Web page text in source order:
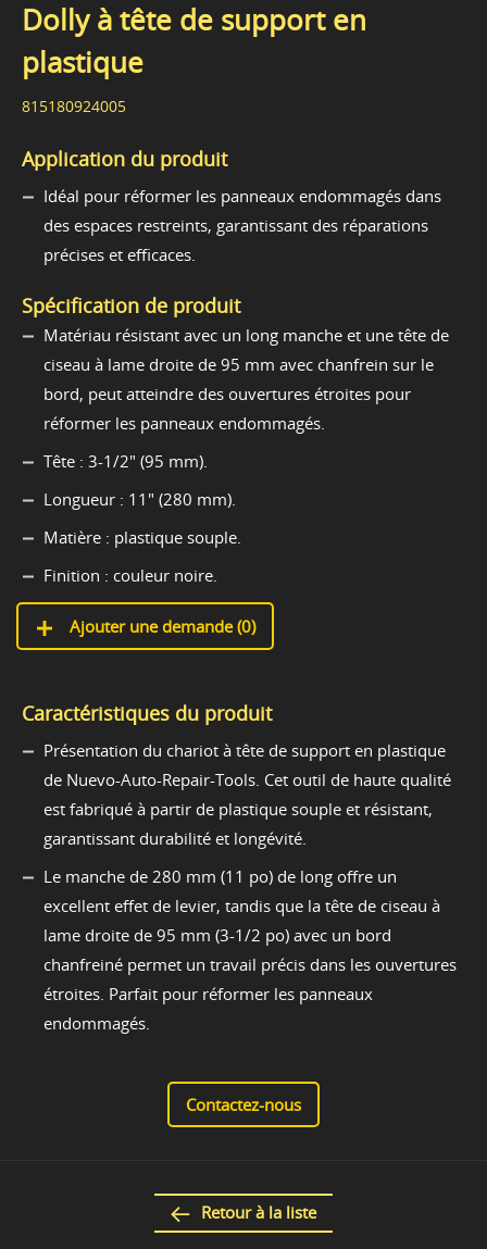
Dolly à tête de support en
plastique
815180924005
Application du produit
Idéal pour réformer les panneaux endommagés dans
des espaces restreints, garantissant des réparations
précises et efficaces.
Spécification de produit
Matériau résistant avec un long manche et une tête de
ciseau à lame droite de 95 mm avec chanfrein sur le
bord, peut atteindre des ouvertures étroites pour
réformer les panneaux endommagés.
Tête : 3-1/2" (95 mm).
Longueur : 11" (280 mm).
Matière : plastique souple.
Finition : couleur noire.
Ajouter une demande (0)
Caractéristiques du produit
Présentation du chariot à tête de support en plastique
de Nuevo-Auto-Repair-Tools. Cet outil de haute qualité
est fabriqué à partir de plastique souple et résistant,
garantissant durabilité et longévité.
Le manche de 280 mm (11 po) de long offre un
excellent effet de levier, tandis que la tête de ciseau à
lame droite de 95 mm (3-1/2 po) avec un bord
chanfreiné permet un travail précis dans les ouvertures
étroites. Parfait pour réformer les panneaux
endommagés.
Contactez-nous
Retour à la liste